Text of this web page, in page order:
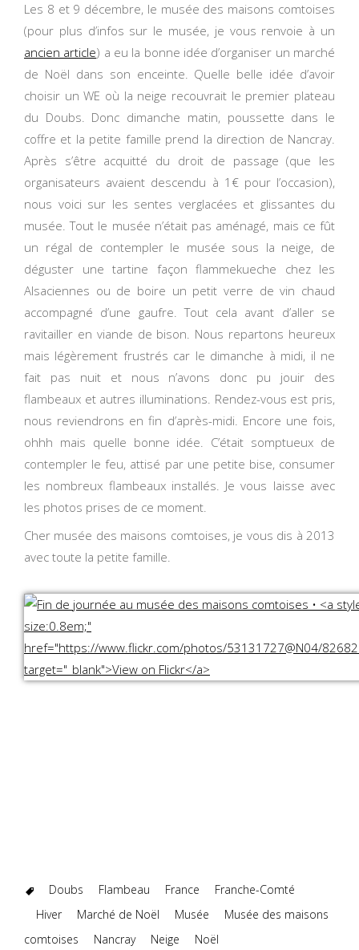
Les 8 et 9 décembre, le musée des maisons comtoises
(pour plus d’infos sur le musée, je vous renvoie à un
ancien article) a eu la bonne idée d’organiser un marché
de Noël dans son enceinte. Quelle belle idée d’avoir
choisir un WE où la neige recouvrait le premier plateau
du Doubs. Donc dimanche matin, poussette dans le
coffre et la petite famille prend la direction de Nancray.
Après s’être acquitté du droit de passage (que les
organisateurs avaient descendu à 1€ pour l’occasion),
nous voici sur les sentes verglacées et glissantes du
musée. Tout le musée n’était pas aménagé, mais ce fût
un régal de contempler le musée sous la neige, de
déguster une tartine façon flammekueche chez les
Alsaciennes ou de boire un petit verre de vin chaud
accompagné d’une gaufre. Tout cela avant d’aller se
ravitailler en viande de bison. Nous repartons heureux
mais légèrement frustrés car le dimanche à midi, il ne
fait pas nuit et nous n’avons donc pu jouir des
flambeaux et autres illuminations. Rendez-vous est pris,
nous reviendrons en fin d’après-midi. Encore une fois,
ohhh mais quelle bonne idée. C’était somptueux de
contempler le feu, attisé par une petite bise, consumer
les nombreux flambeaux installés. Je vous laisse avec
les photos prises de ce moment.
Cher musée des maisons comtoises, je vous dis à 2013
avec toute la petite famille.
Doubs Flambeau France
Franche-Comté
Hiver
Marché de Noël Musée
Musée des maisons
comtoises
Nancray Neige Noël